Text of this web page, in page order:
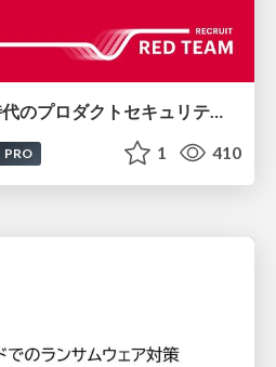
攻撃と防御で学ぶAI時代のプロダクトセキュリティ演習
PRO 1 410